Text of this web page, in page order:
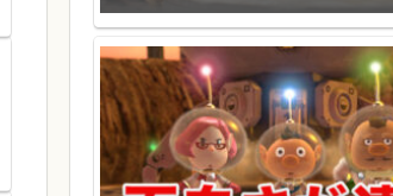
いなる円環」を買いました。